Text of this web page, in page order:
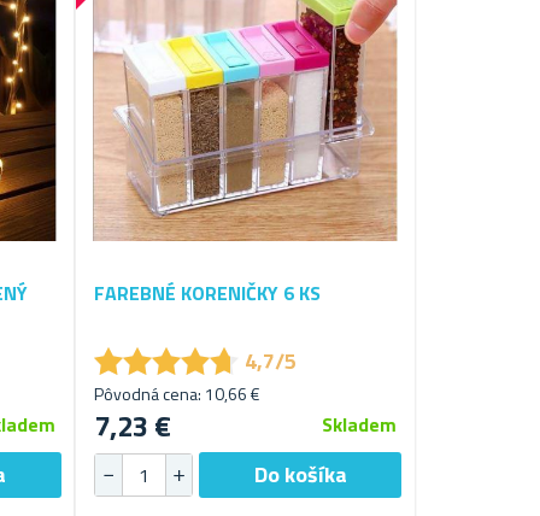
FAREBNÉ KORENIČKY 6 KS
★★★★★
★★★★★ 4,7/5
Pôvodná cena: 10,66 €
7,23 € Skladem